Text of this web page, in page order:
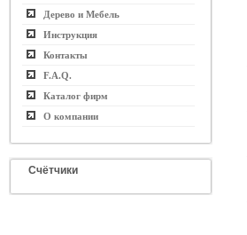
Дерево и Мебель
Инструкция
Контакты
F.A.Q.
Каталог фирм
О компании
Счётчики